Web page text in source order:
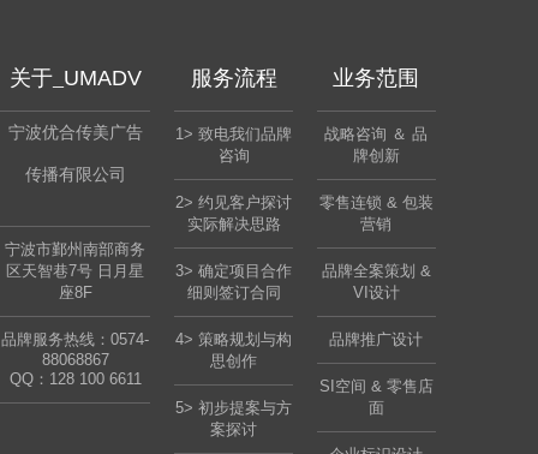
关于_ UMADV
宁波优合传美广告
传播有限公司
宁波市鄞州南部商务
区天智巷7号 日月星
座8F
品牌服务热线：0574-
88068867
QQ： 128 100 6611
服务流程
1> 致电我们品牌
咨询
2> 约见客户探讨
实际解决思路
3> 确定项目合作
细则签订合同
4> 策略规划与构
思创作
5> 初步提案与方
案探讨
业务范围
战略咨询 ＆ 品
牌创新
零售连锁 & 包装
营销
品牌全案策划 &
VI设计
品牌推广设计
SI空间 & 零售店
面